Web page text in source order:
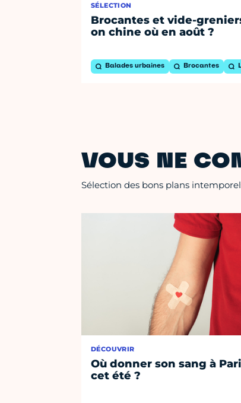
SÉLECTION
Brocantes et vide-
on chine où en août ?
Balades urbaines Brocantes
VOUS NE
Sélection des bons plans
DÉCOUVRIR
Où donner son sang à
cet été ?